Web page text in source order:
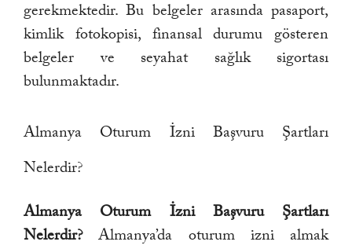
gerekmektedir. Bu belgeler arasında pasaport,
kimlik fotokopisi, finansal durumu gösteren
belgeler ve seyahat sağlık sigortası
bulunmaktadır.
Almanya Oturum İzni Başvuru Şartları
Nelerdir?
Almanya Oturum İzni Başvuru Şartları
Nelerdir?Almanya’da oturum izni almak